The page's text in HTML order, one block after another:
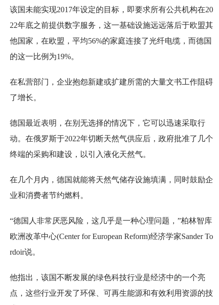
该国未能实现2017年设定的目标，即要求所有公共机构在20
22年底之前提供数字服务，这一基础设施远远落后于欧盟其
他国家，在欧盟，平均56%的家庭连接了光纤电缆，而德国
的这一比例为19%。
在私营部门，企业抱怨新建或扩建所需的大量文书工作阻碍
了增长。
德国最近表明，在别无选择的情况下，它可以迅速采取行
动。在俄罗斯于2022年切断天然气供应后，政府批准了几个
终端的采购和建设，以引入液化天然气。
在几个月内，德国就能将天然气储存设施填满，同时鼓励企
业和消费者节约燃料。
“德国人非常厌恶风险，这几乎是一种心理问题，”柏林智库
欧洲改革中心(Center for European Reform)经济学家Sander To
rdoir说。
他指出，该国不断发展的绿色科技行业是经济中的一个亮
点，这些行业开发了环保、可再生能源和有效利用资源的技